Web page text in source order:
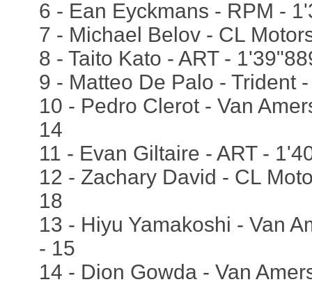
6 - Ean Eyckmans - RPM -
7 - Michael Belov - CL
8 - Taito Kato - ART -
9 - Matteo De Palo - Trident
10 - Pedro Clerot - Van
14
11 - Evan Giltaire - ART -
12 - Zachary David - CL
18
13 - Hiyu Yamakoshi - Van
- 15
14 - Dion Gowda - Van